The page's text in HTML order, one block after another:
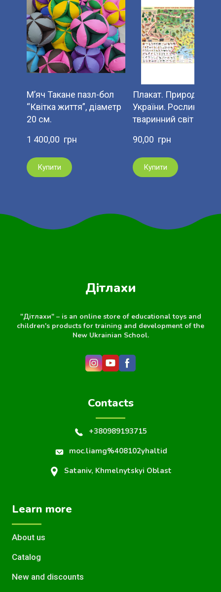
М’яч Такане пазл-бол
“Квітка життя”, діаметр
20 см.
1 400,00  грн
Купити
Плакат. Природні
України. Рослинний і
тваринний світ
90,00  грн
Купити
Дітлахи
"Дітлахи" – is an online store of educational toys and
children's products for training and development of the
New Ukrainian School.
Contacts
+380989193715
moc.liamg%408102yhaltid
Sataniv, Khmelnytskyi Oblast
Learn more
About us
Catalog
New and discounts